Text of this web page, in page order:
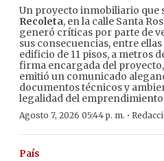
Un proyecto inmobiliario que
Recoleta, en la calle Santa
generó críticas por parte de
sus consecuencias, entre
edificio de 11 pisos, a metros
firma encargada del
emitió un comunicado
documentos técnicos y
legalidad del
Agosto 7, 2026 05:44 p. m. ·
País